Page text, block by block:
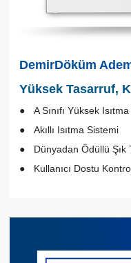
DemirDöküm
Yüksek Tasarruf,
A Sınıfı Yüksek
Akıllı Isıtma Sistemi
Dünyadan Ödüllü Şık
Kullanıcı Dostu